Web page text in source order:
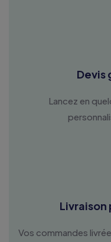
Devis
Lancez en
Livraison
Vos commandes